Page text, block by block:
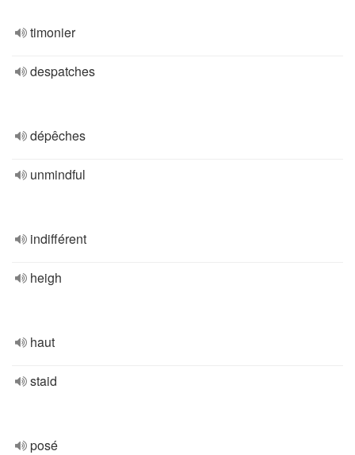
timonier
despatches
dépêches
unmindful
indifférent
heigh
haut
staid
posé